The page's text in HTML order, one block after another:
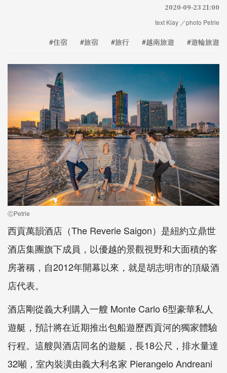
2020-09-23 21:00
text Klay ／photo Petrie
#住宿 #旅宿 #旅行 #越南旅遊 #遊輪旅遊
ⒸPetrie
西貢萬韻酒店（The Reverie Saigon）是紐約立鼎世
酒店集團旗下成員，以優越的景觀視野和大面積的客
房著稱，自2012年開幕以來，就是胡志明市的頂級酒
店代表。
酒店剛從義大利購入一艘 Monte Carlo 6型豪華私人
遊艇，預計將在近期推出包船遊歷西貢河的獨家體驗
行程。這艘與酒店同名的遊艇，長18公尺，排水量達
32噸，室內裝潢由義大利名家 Pierangelo Andreani